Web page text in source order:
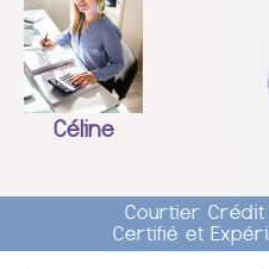
Céline
Courtier
Certifié et